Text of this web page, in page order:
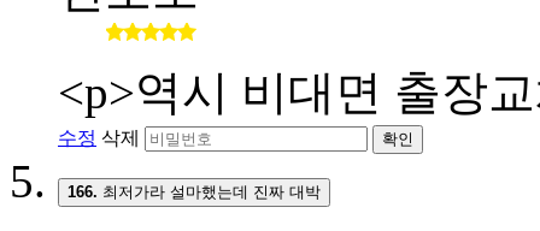
<p>역시 비대면 출장
수정 삭제 확인
166. 최저가라 설마했는데 진짜 대박